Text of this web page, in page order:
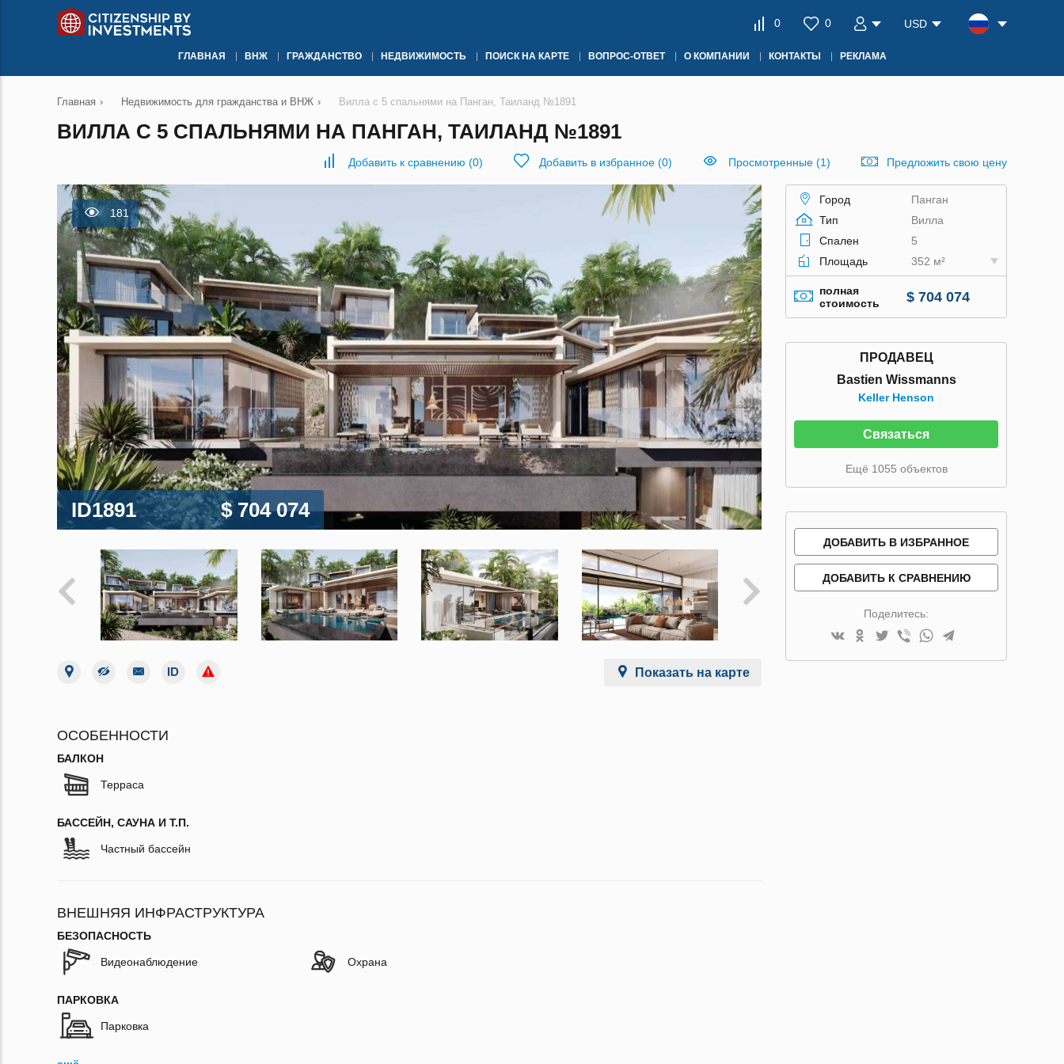
0 0 USD
ГЛАВНАЯ ВНЖ ГРАЖДАНСТВО НЕДВИЖИМОСТЬ ПОИСК НА КАРТЕ ВОПРОС-ОТВЕТ О КОМПАНИИ КОНТАКТЫ РЕКЛАМА
Главная › Недвижимость для гражданства и ВНЖ › Вилла с 5 спальнями на Панган, Таиланд №1891
ВИЛЛА С 5 СПАЛЬНЯМИ НА ПАНГАН, ТАИЛАНД №1891
Добавить к сравнению (0) Добавить в избранное (0) Просмотренные (1) Предложить свою цену
181
ID1891 $ 704 074
Показать на карте
ОСОБЕННОСТИ
БАЛКОН
Терраса
БАССЕЙН, САУНА И Т.П.
Частный бассейн
ВНЕШНЯЯ ИНФРАСТРУКТУРА
БЕЗОПАСНОСТЬ
Видеонаблюдение Охрана
ПАРКОВКА
Парковка
Город
Панган
Тип
Вилла
Спален
5
Площадь
352 м²
полная
стоимость
$ 704 074
ПРОДАВЕЦ
Bastien Wissmanns
Keller Henson
Связаться
Ещё 1055 объектов
ДОБАВИТЬ В ИЗБРАННОЕ
ДОБАВИТЬ К СРАВНЕНИЮ
Поделитесь: